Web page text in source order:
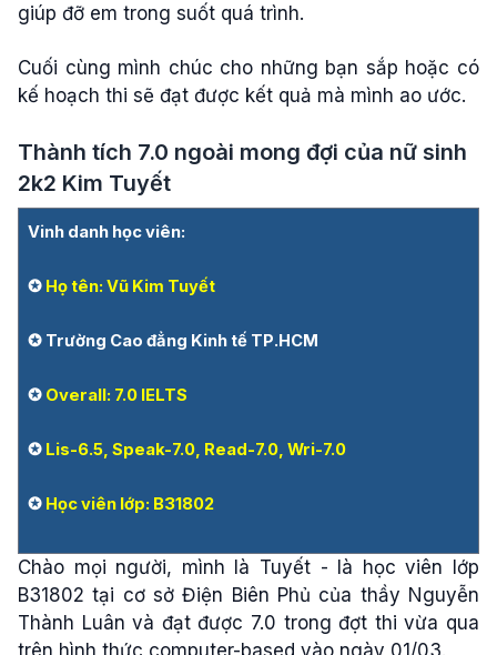
giúp đỡ em trong suốt quá trình.
Cuối cùng mình chúc cho những bạn sắp hoặc có
kế hoạch thi sẽ đạt được kết quả mà mình ao ước.
Thành tích 7.0 ngoài mong đợi của nữ sinh
2k2 Kim Tuyết
Vinh danh học viên:
✪ Họ tên: Vũ Kim Tuyết
✪ Trường Cao đẳng Kinh tế TP.HCM
✪ Overall: 7.0 IELTS
✪ Lis-6.5, Speak-7.0, Read-7.0, Wri-7.0
✪ Học viên lớp: B31802
Chào mọi người, mình là Tuyết - là học viên lớp
B31802 tại cơ sở Điện Biên Phủ của thầy Nguyễn
Thành Luân và đạt được 7.0 trong đợt thi vừa qua
trên hình thức computer-based vào ngày 01/03.